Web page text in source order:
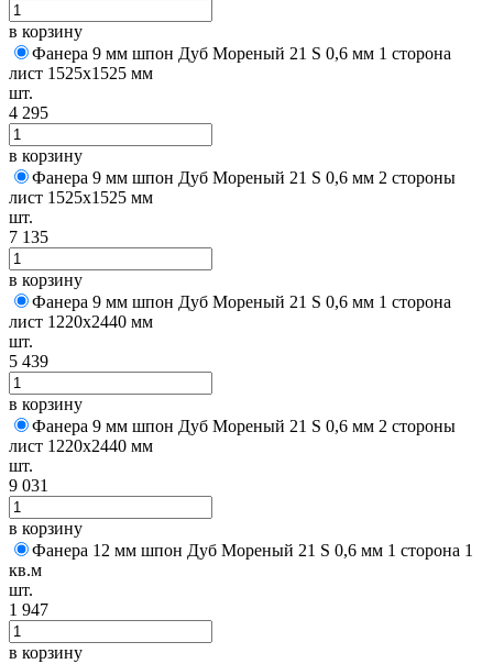
в корзину
Фанера 9 мм шпон Дуб Мореный 21 S 0,6 мм 1 сторона
лист 1525х1525 мм
шт.
4 295
в корзину
Фанера 9 мм шпон Дуб Мореный 21 S 0,6 мм 2 стороны
лист 1525х1525 мм
шт.
7 135
в корзину
Фанера 9 мм шпон Дуб Мореный 21 S 0,6 мм 1 сторона
лист 1220х2440 мм
шт.
5 439
в корзину
Фанера 9 мм шпон Дуб Мореный 21 S 0,6 мм 2 стороны
лист 1220х2440 мм
шт.
9 031
в корзину
Фанера 12 мм шпон Дуб Мореный 21 S 0,6 мм 1 сторона 1
кв.м
шт.
1 947
в корзину